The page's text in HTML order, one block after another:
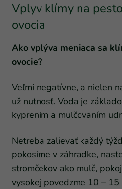
Vplyv klímy na
ovocia
Ako vplýva meniaca sa
ovocie?
Veľmi negatívne, a nielen
už nutnosť. Voda je
kyprením a mulčovaním
Netreba zalievať každý
pokosíme v záhradke,
stromčekov ako mulč,
vysokej povedzme 10 – 15